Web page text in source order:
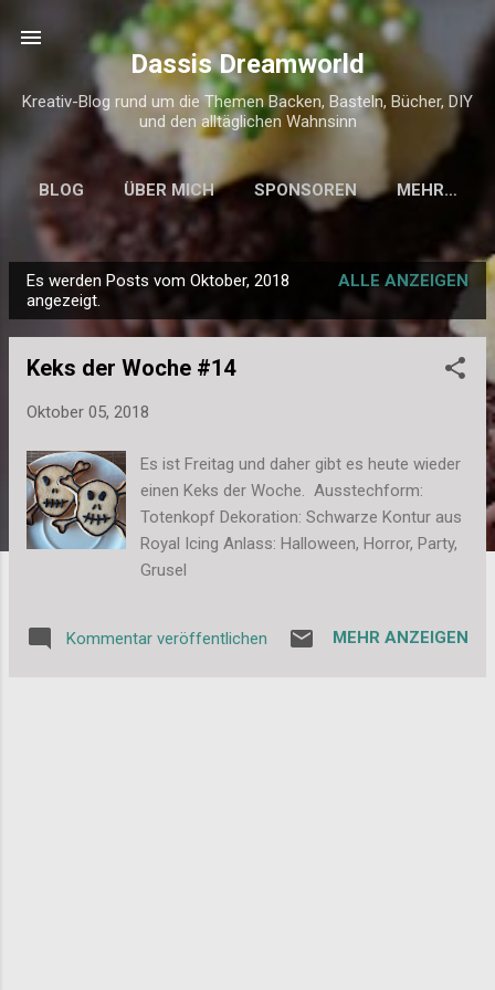
Direkt zum Hauptbereich
Dassis Dreamworld
Kreativ-Blog rund um die Themen Backen, Basteln, Bücher, DIY
und den alltäglichen Wahnsinn
BLOG ÜBER MICH SPONSOREN MEHR…
KONTAKT & IMPRESSUM
o
Es werden Posts vom Oktober, 2018
angezeigt.
ALLE ANZEIGEN
Keks der Woche #14
Oktober 05, 2018
Es ist Freitag und daher gibt es heute wieder
einen Keks der Woche. Ausstechform:
Totenkopf Dekoration: Schwarze Kontur aus
Royal Icing Anlass: Halloween, Horror, Party,
Grusel
Kommentar veröffentlichen MEHR ANZEIGEN